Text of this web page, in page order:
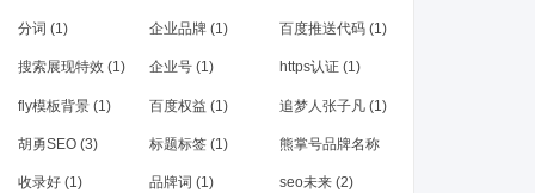
(1)
分词 (1) 企业品牌 (1) 百度推送代码 (1)
搜索展现特效 (1) 企业号 (1) https认证 (1)
fly模板背景 (1) 百度权益 (1) 追梦人张子凡 (1)
胡勇SEO (3) 标题标签 (1) 熊掌号品牌名称
(1)
收录好 (1) 品牌词 (1) seo未来 (2)